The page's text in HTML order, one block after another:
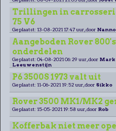
Trillingen in
75 V6
Geplaatst: 13-08-2021 17:47 uur, door
Aangeboden Rover 800's
onderdelen
Geplaatst: 04-08-2021 06:29 uur, door Mark
Leeuwenstijn
P6 3500S 1973 valt uit
Geplaatst: 11-06-2021 19:52 uur, door Sikko
Rover 3500 MK1/MK2
Geplaatst: 15-05-2021 19:58 uur, door Rob
Kofferbak niet meer